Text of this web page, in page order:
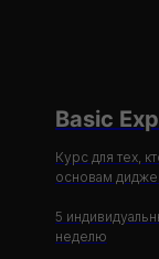
Basic
Курс для тех,
основам
5
неделю